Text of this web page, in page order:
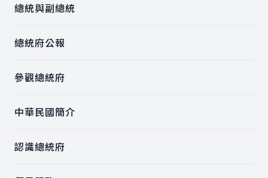
總統與副總統
總統府公報
參觀總統府
中華民國簡介
認識總統府